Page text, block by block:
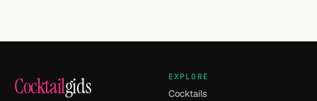
Cocktailgids EXPLORE
Cocktails